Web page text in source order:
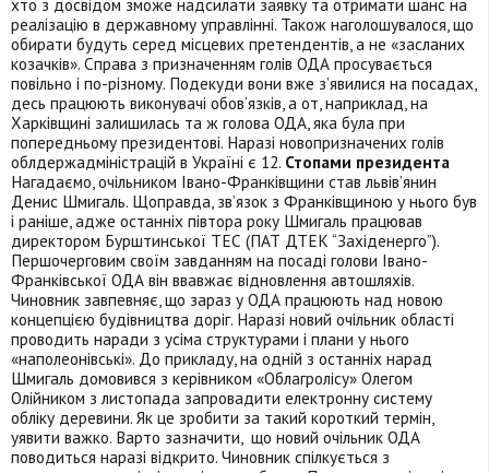
хто з досвідом зможе надсилати заявку та отримати шанс на
реалізацію в державному управлінні. Також наголошувалося, що
обирати будуть серед місцевих претендентів, а не «засланих
козачків». Справа з призначенням голів ОДА просувається
повільно і по-різному. Подекуди вони вже з’явилися на посадах,
десь працюють виконувачі обов’язків, а от, наприклад, на
Харківщині залишилась та ж голова ОДА, яка була при
попередньому президентові. Наразі новопризначених голів
облдержадміністрацій в Україні є 12. Стопами президента
Нагадаємо, очільником Івано-Франківщини став львів’янин
Денис Шмигаль. Щоправда, зв’язок з Франківщиною у нього був
і раніше, адже останніх півтора року Шмигаль працював
директором Бурштинської ТЕС (ПАТ ДТЕК “Західенерго”).
Першочерговим своїм завданням на посаді голови Івано-
Франківської ОДА він ввавжає відновлення автошляхів.
Чиновник завпевняє, що зараз у ОДА працюють над новою
концепцією будівництва доріг. Наразі новий очільник області
проводить наради з усіма структурами і плани у нього
«наполеонівські». До прикладу, на одній з останніх нарад
Шмигаль домовився з керівником «Облагролісу» Олегом
Олійником з листопада запровадити електронну систему
обліку деревини. Як це зробити за такий короткий термін,
уявити важко. Варто зазначити, що новий очільник ОДА
поводиться наразі відкрито. Чиновник спілкується з